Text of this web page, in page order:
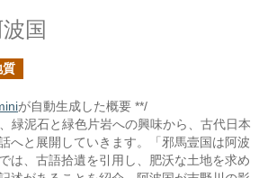
国
質
が自動生成した概要 **/
緑泥石と緑色片岩への興味から、古代日本
へと展開していきます。「邪馬壹国は阿波
は、古語拾遺を引用し、肥沃な土地を求め